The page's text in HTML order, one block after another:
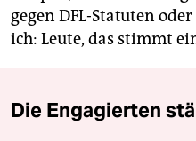
gegen DFL-Statuten
ich: Leute, das stimmt
Die Engagierten